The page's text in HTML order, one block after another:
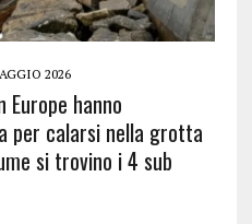
2026
Europe hanno
per calarsi nella grotta
si trovino i 4 sub